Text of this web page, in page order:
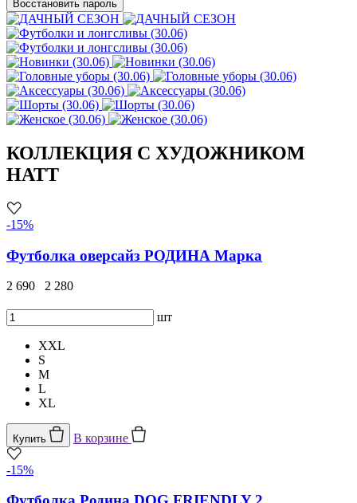
Восстановить пароль
КОЛЛЕКЦИЯ С ХУДОЖНИКОМ
HATT
-15%
Футболка оверсайз РОДИНА Марка
2 690 2 280
шт
XXL
S
M
L
XL
Купить В корзине
-15%